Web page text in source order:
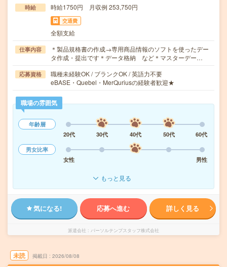
時給 時給1750円 月収例 253,750円
交通費
全額支給
仕事内容
＊製品規格書の作成→専用商品情報のソフトを使ったデー
タ作成・提出です＊データ格納 など＊マスターデー…
応募資格
職種未経験OK / ブランクOK / 英語力不要
eBASE・Quebel・MerQuriusの経験者歓迎★
職場の雰囲気
年齢層
20代
30代 40代 50代
60代
男女比率
女性
男性
もっと見る
気になる! 応募へ進む 詳しく見る
派遣会社 パーソルテンプスタッフ株式会社
未読 掲載日 2026/08/08